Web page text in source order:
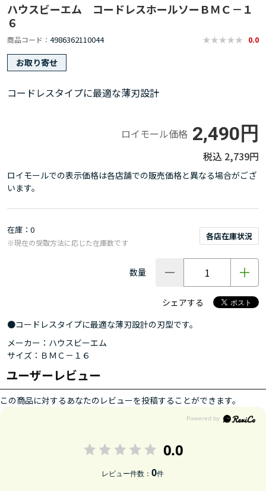
ハウスビーエム コードレスホールソーＢＭＣ－１
６
商品コード 4986362110044 0.0
お取り寄せ
コードレスタイプに最適な薄刃設計
ロイモール価格 2,490円
2,739円
ロイモールでの表示価格は各店舗での販売価格と異なる場合がござ
います。
在庫 0
各店在庫状況
※現在の受取方法に応じた在庫数です
数量
シェアする
●コードレスタイプに最適な薄刃設計の刃型です。
メーカー：ハウスビーエム
サイズ：ＢＭＣ－１６
ユーザーレビュー
この商品に対するあなたのレビューを投稿することができます。
0.0
レビュー件数：0件